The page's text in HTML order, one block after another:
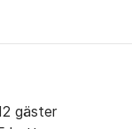
och dedikerade
perfekt
över natten, det
gäster